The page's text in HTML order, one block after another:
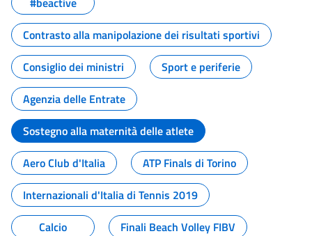
Contrasto alla manipolazione dei risultati sportivi
Consiglio dei ministri
Sport e periferie
Agenzia delle Entrate
Sostegno alla maternità delle atlete
Aero Club d'Italia
ATP Finals di Torino
Internazionali d'Italia di Tennis 2019
Calcio
Finali Beach Volley FIBV